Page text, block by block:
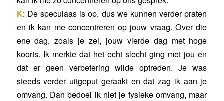
K: De speculaas is op, dus we kunnen verder praten
en ik kan me concentreren op jouw vraag. Over die
ene dag, zoals je zei, jouw vierde dag met hoge
koorts. Ik merkte dat het echt slecht ging met jou en
dat er geen verbetering wilde optreden. Je was
steeds verder uitgeput geraakt en dat zag ik aan je
omvang. Dan bedoel ik niet je fysieke omvang, maar